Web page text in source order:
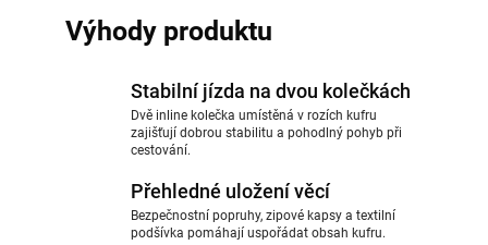
Výhody produktu
Stabilní jízda na dvou kolečkách
Dvě inline kolečka umístěná v rozích kufru
zajišťují dobrou stabilitu a pohodlný pohyb při
cestování.
Přehledné uložení věcí
Bezpečnostní popruhy, zipové kapsy a textilní
podšívka pomáhají uspořádat obsah kufru.